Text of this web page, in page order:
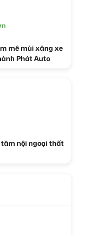
mê mùi xăng xe
Phát Auto
tâm nội ngoại thất